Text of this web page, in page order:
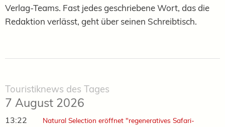
Verlag-Teams. Fast jedes geschriebene Wort, das die
Redaktion verlässt, geht über seinen Schreibtisch.
Touristiknews des Tages
7 August 2026
13:22
Natural Selection eröffnet "regeneratives Safari-